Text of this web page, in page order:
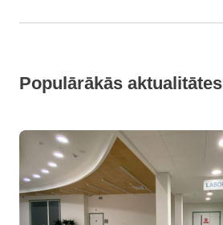
Populārākās aktualitātes